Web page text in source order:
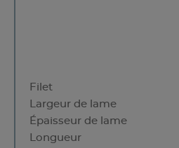
Filet
Largeur de lame
Épaisseur de lame
Longueur